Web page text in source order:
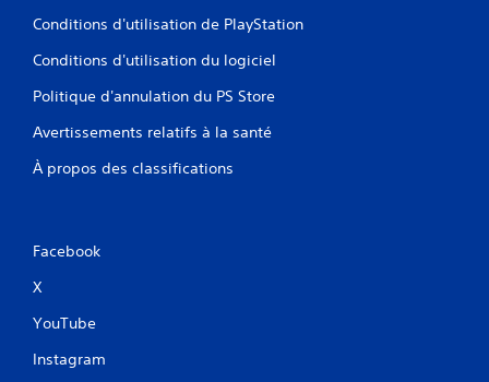
Conditions d'utilisation de PlayStation
Conditions d'utilisation du logiciel
Politique d'annulation du PS Store
Avertissements relatifs à la santé
À propos des classifications
Facebook
X
YouTube
Instagram